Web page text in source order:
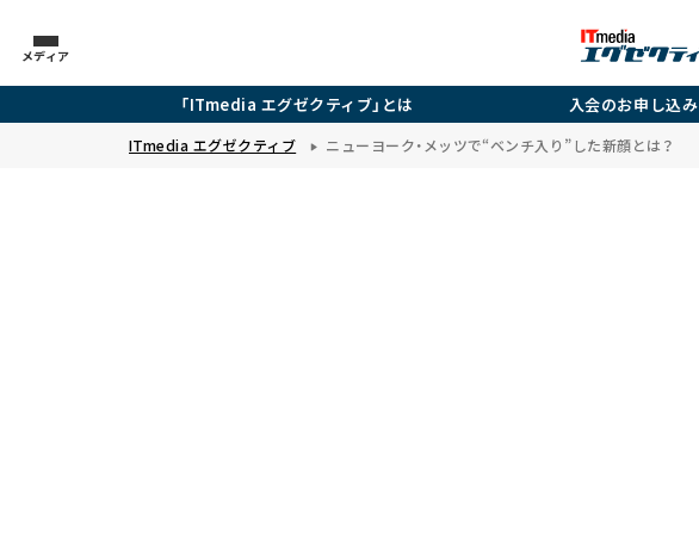
メディア
「ITmedia エグゼクティブ」とは 入会のお申し込み
ITmedia エグゼクティブ ニューヨーク・メッツで“ベンチ入り”した新顔とは？